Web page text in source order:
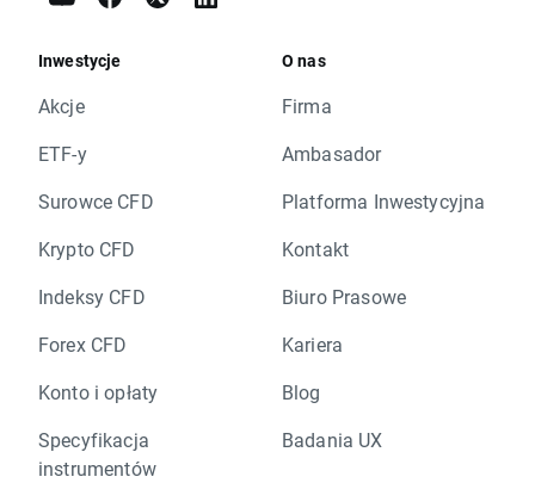
Inwestycje
Akcje
ETF-y
Surowce CFD
Krypto CFD
Indeksy CFD
Forex CFD
Konto i opłaty
Specyfikacja
instrumentów
O nas
Firma
Ambasador
Platforma Inwestycyjna
Kontakt
Biuro Prasowe
Kariera
Blog
Badania UX